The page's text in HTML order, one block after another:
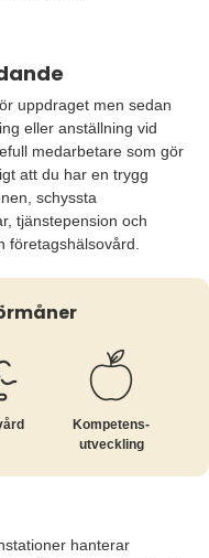
uppdraget men sedan
eller anställning vid
medarbetare som gör
att du har en trygg
schyssta
tjänstepension och
företagshälsovård.
Kompetens­
utveckling
hanterar